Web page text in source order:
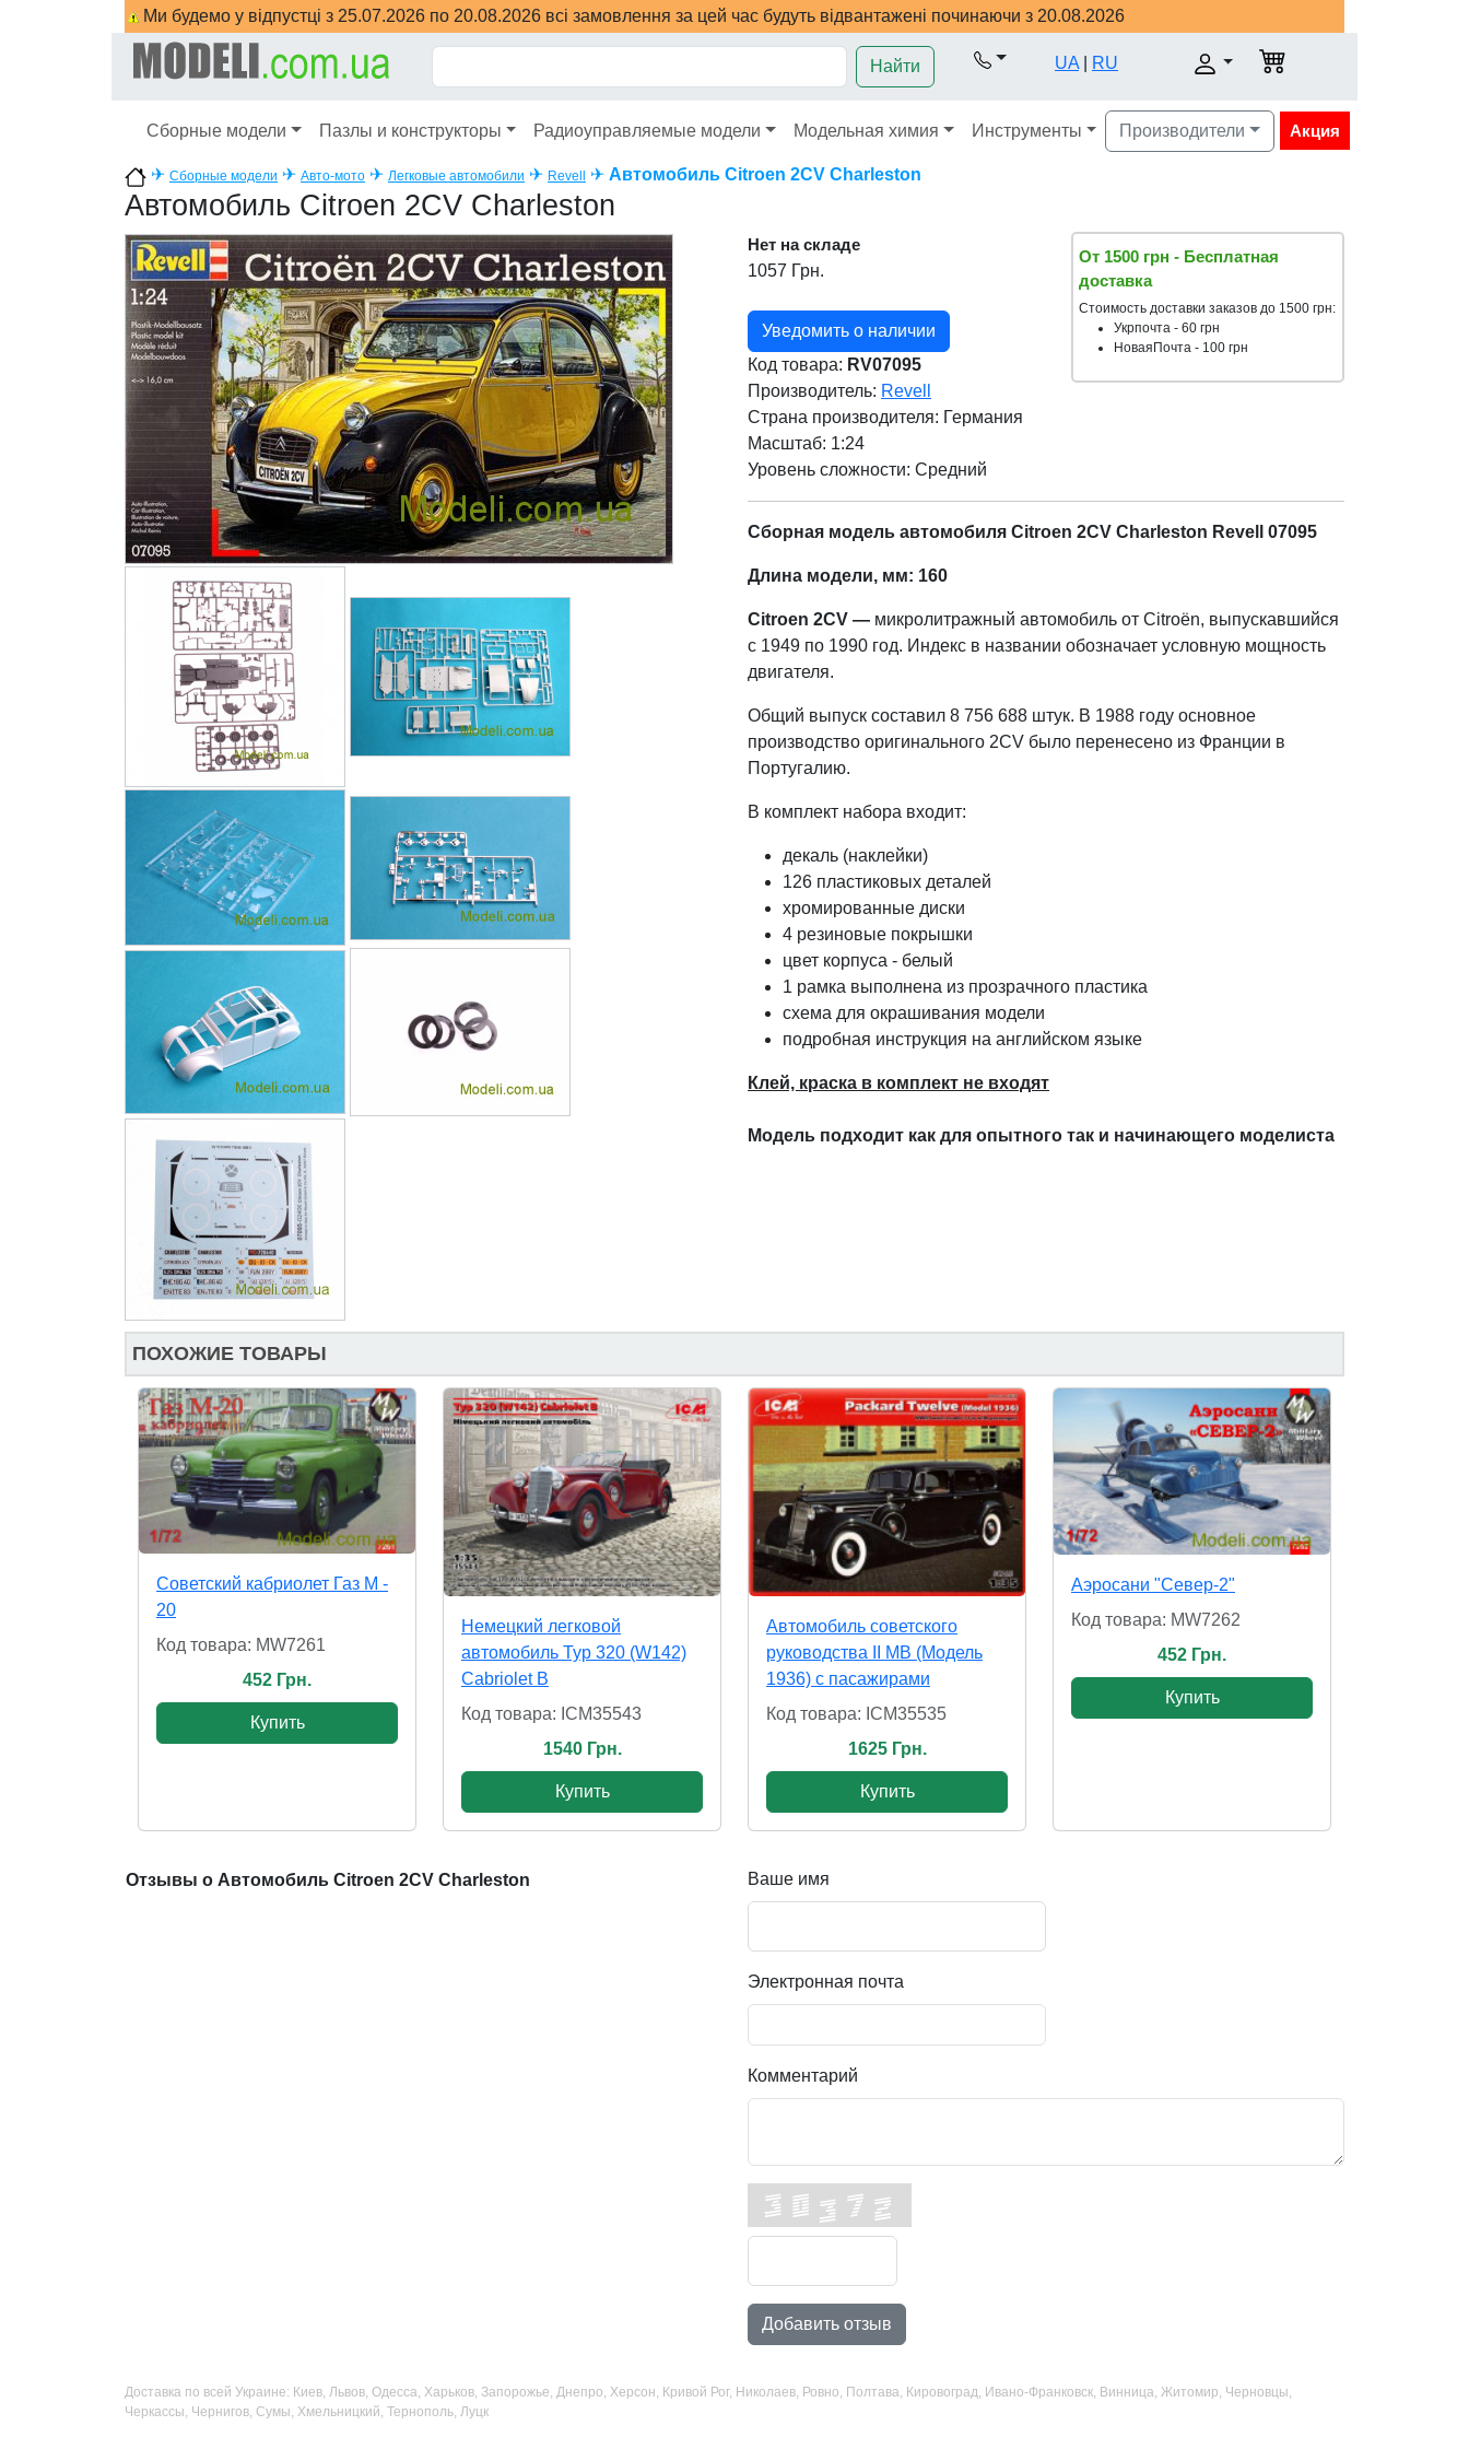
Ми будемо у відпустці з 25.07.2026 по 20.08.2026 всі замовлення за цей час будуть відвантажені починаючи з 20.08.2026
Найти UA RU
Сборные модели Пазлы и конструкторы Радиоуправляемые модели Модельная химия Инструменты Производители Акция
✈ Сборные модели ✈ Авто-мото ✈ Легковые автомобили ✈ Revell ✈ Автомобиль Citroen 2CV Charleston
Автомобиль Citroen 2CV Charleston
Нет на складе
1057 Грн.
Уведомить о наличии
Код товара: RV07095
Производитель: Revell
Страна производителя: Германия
Масштаб: 1:24
Уровень сложности: Cредний
От 1500 грн - Бесплатная
доставка
Стоимость доставки заказов до 1500 грн:
Укрпочта - 60 грн
НоваяПочта - 100 грн
Сборная модель автомобиля Citroen 2CV Charleston Revell 07095
Длина модели, мм: 160
Citroеn 2CV — микролитражный автомобиль от Citroën, выпускавшийся
с 1949 по 1990 год. Индекс в названии обозначает условную мощность
двигателя.
Общий выпуск составил 8 756 688 штук. В 1988 году основное
производство оригинального 2CV было перенесено из Франции в
Португалию.
В комплект набора входит:
декаль (наклейки)
126 пластиковых деталей
хромированные диски
4 резиновые покрышки
цвет корпуса - белый
1 рамка выполнена из прозрачного пластика
схема для окрашивания модели
подробная инструкция на английском языке
Клей, краска в комплект не входят
Модель подходит как для опытного так и начинающего моделиста
ПОХОЖИЕ ТОВАРЫ
Советский кабриолет Газ М -
20
Код товара: MW7261
452 Грн.
Купить
Немецкий легковой
автомобиль Typ 320 (W142)
Cabriolet B
Код товара: ICM35543
1540 Грн.
Купить
Автомобиль советского
руководства II МВ (Модель
1936) c пасажирами
Код товара: ICM35535
1625 Грн.
Купить
Аэросани "Север-2"
Код товара: MW7262
452 Грн.
Купить
Отзывы о Автомобиль Citroen 2CV Charleston Ваше имя
Электронная почта
Комментарий
Добавить отзыв
Доставка по всей Украине: Киев, Львов, Одесса, Харьков, Запорожье, Днепро, Херсон, Кривой Рог, Николаев, Ровно, Полтава, Кировоград, Ивано-Франковск, Винница, Житомир, Черновцы,
Черкассы, Чернигов, Сумы, Хмельницкий, Тернополь, Луцк